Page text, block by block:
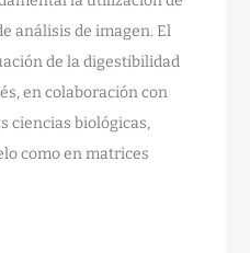
análisis de imagen. El
de la digestibilidad
en colaboración con
ciencias biológicas,
como en matrices